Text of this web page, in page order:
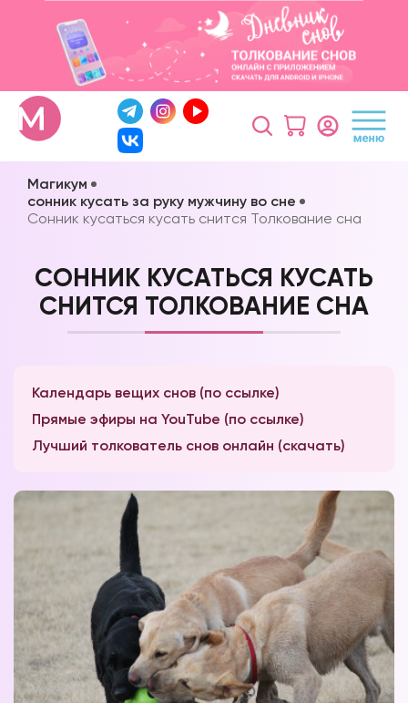
Магикум
сонник кусать за руку мужчину во сне
Сонник кусаться кусать снится Толкование сна
СОННИК КУСАТЬСЯ КУСАТЬ
СНИТСЯ ТОЛКОВАНИЕ СНА
Календарь вещих снов (по ссылке)
Прямые эфиры на YouTube (по ссылке)
Лучший толкователь снов онлайн (скачать)